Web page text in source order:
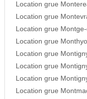
Location grue
Location grue
Location grue
Location grue
Location grue
Location grue
Location grue
Location grue